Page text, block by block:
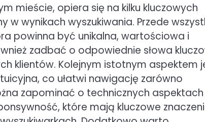
mieście, opiera się na kilku kluczowych
wynikach wyszukiwania. Przede
powinna być unikalna, wartościowa i
zadbać o odpowiednie słowa
klientów. Kolejnym istotnym aspektem
co ułatwi nawigację zarówno
zapominać o technicznych aspektach
które mają kluczowe